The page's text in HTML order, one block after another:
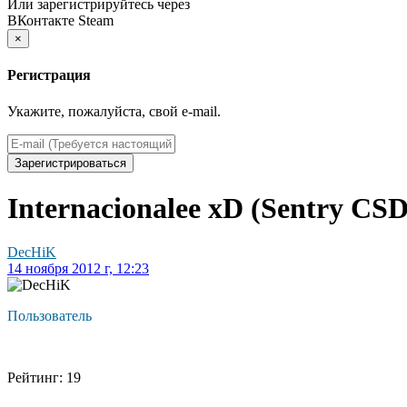
Или зарегистрируйтесь через
ВКонтакте Steam
×
Регистрация
Укажите, пожалуйста, свой e-mail.
Зарегистрироваться
Internacionalee xD (Sentry
DecHiK
14 ноября 2012 г, 12:23
Пользователь
Рейтинг: 19